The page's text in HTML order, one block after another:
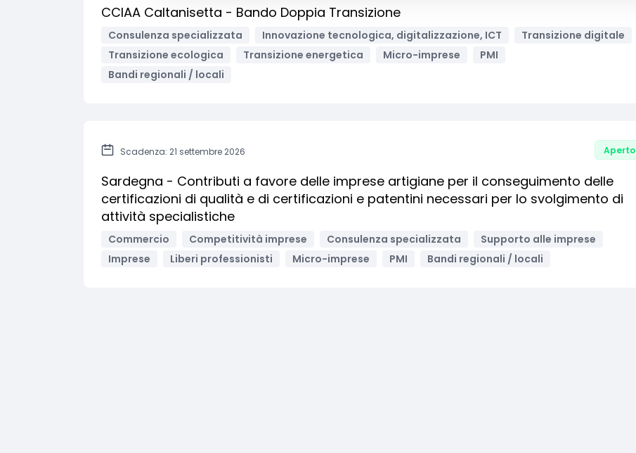
CCIAA Caltanisetta - Bando Doppia Transizione
Consulenza specializzata Innovazione tecnologica, digitalizzazione, ICT
Transizione digitale
Transizione ecologica
Transizione energetica Micro-imprese
PMI
Bandi regionali / locali
Scadenza: 21 settembre 2026 Aperto
Sardegna - Contributi a favore delle imprese artigiane per il conseguimento delle
certificazioni di qualità e di certificazioni e patentini necessari per lo svolgimento di
attività specialistiche
Commercio Competitività imprese Consulenza specializzata
Supporto alle imprese
Imprese
Liberi professionisti Micro-imprese PMI Bandi regionali / locali